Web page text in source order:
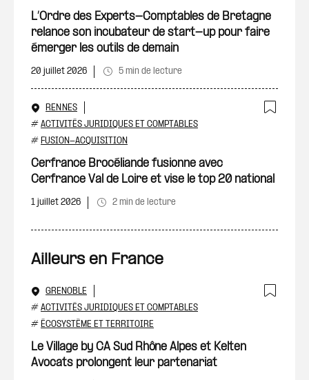
L’Ordre des Experts-Comptables de Bretagne
relance son incubateur de start-up pour faire
émerger les outils de demain
20 juillet 2026 5 min de lecture
RENNES
# ACTIVITÉS JURIDIQUES ET COMPTABLES
# FUSION-ACQUISITION
Cerfrance Brocéliande fusionne avec
Cerfrance Val de Loire et vise le top 20 national
1 juillet 2026 2 min de lecture
Ailleurs en France
GRENOBLE
# ACTIVITÉS JURIDIQUES ET COMPTABLES
# ÉCOSYSTÈME ET TERRITOIRE
Le Village by CA Sud Rhône Alpes et Kelten
Avocats prolongent leur partenariat